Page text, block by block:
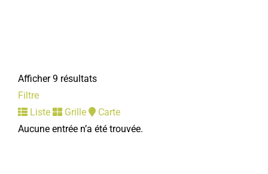
03 22 96 43 2603 22 96 43 26
ram@mairie-corbie.fr
Mairie
Afficher 9 résultats
Filtre
Liste
Grille
Carte
Aucune entrée n’a été trouvée.